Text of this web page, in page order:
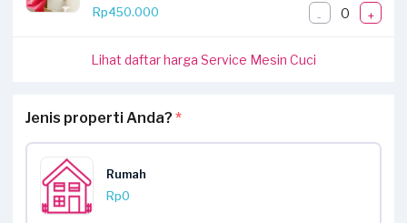
Rp450.000
- 0 +
Lihat daftar harga Service Mesin Cuci
Jenis properti Anda? *
Rumah
Rp0